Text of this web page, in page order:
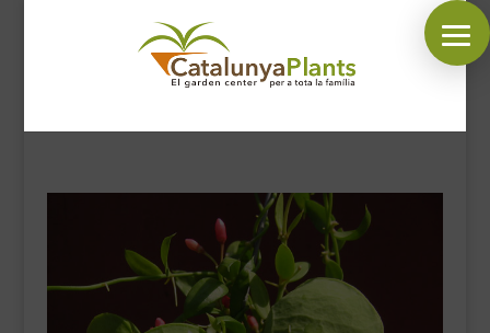
SÍGUENOS EN:
COMPLEMENTOS JARDÍN
MASCOTAS